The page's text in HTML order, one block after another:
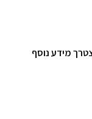
נוסף